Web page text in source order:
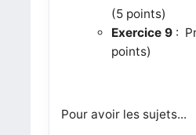
(5 points)
Exercice 9:
points)
Pour avoir les sujets...